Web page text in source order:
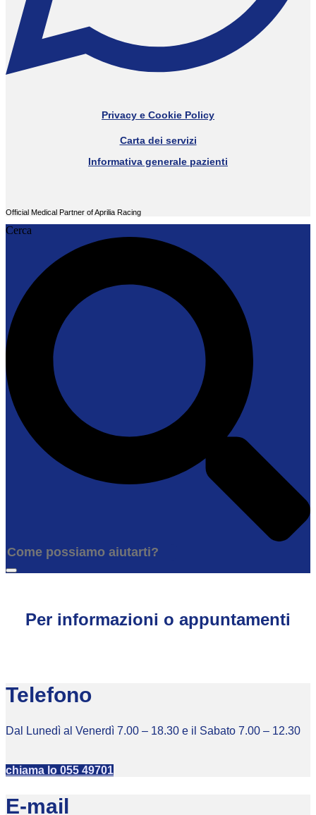
Privacy e Cookie Policy
Carta dei servizi
Informativa generale pazienti
Official Medical Partner of Aprilia Racing
Cerca
Per informazioni o appuntamenti
Telefono
Dal Lunedì al Venerdì 7.00 – 18.30 e il Sabato 7.00 – 12.30
chiama lo 055 49701
E-mail